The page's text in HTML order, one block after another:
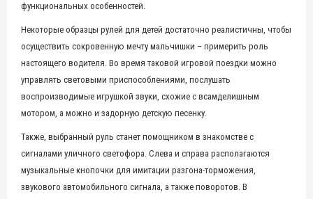
функциональных особенностей.
Некоторые образцы рулей для детей достаточно реалистичны, чтобы
осуществить сокровенную мечту мальчишки – примерить роль
настоящего водителя. Во время таковой игровой поездки можно
управлять световыми приспособлениями, послушать
воспроизводимые игрушкой звуки, схожие с всамделишным
мотором, а можно и задорную детскую песенку.
Также, выбранный руль станет помощником в знакомстве с
сигналами уличного светофора. Слева и справа располагаются
музыкальные кнопочки для имитации разгона-торможения,
звукового автомобильного сигнала, а также поворотов. В